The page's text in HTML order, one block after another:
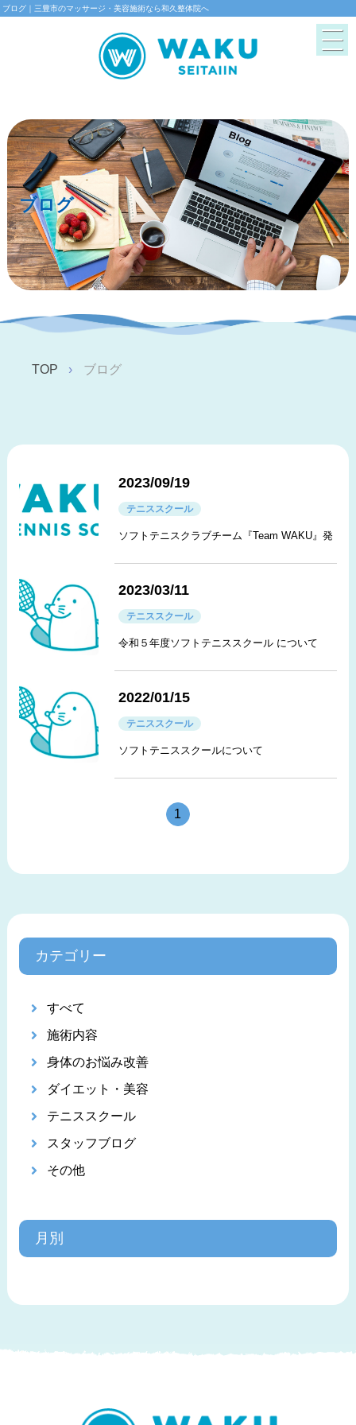
ブログ｜三豊市のマッサージ・美容施術なら和久整体院へ
ブログ
TOP ブログ
2023/09/19
テニススクール
ソフトテニスクラブチーム『Team WAKU』発足
2023/03/11
テニススクール
令和５年度ソフトテニススクール について
2022/01/15
テニススクール
ソフトテニススクールについて
1
カテゴリー
すべて
施術内容
身体のお悩み改善
ダイエット・美容
テニススクール
スタッフブログ
その他
月別